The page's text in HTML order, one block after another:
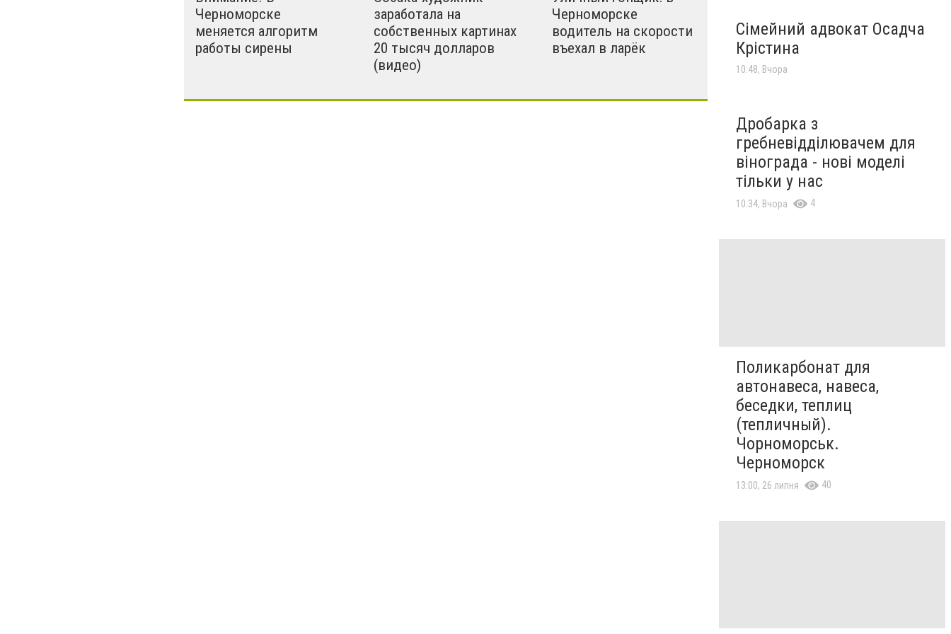
Черноморске
меняется алгоритм
работы сирены
заработала на
собственных картинах
20 тысяч долларов
(видео)
Черноморске
водитель на скорости
въехал в ларёк
Сімейний адвокат Осадча
Крістина
10:48, Вчора
Дробарка з
гребневідділювачем для
вінограда - нові моделі
тільки у нас
10:34, Вчора 4
Поликарбонат для
автонавеса, навеса,
беседки, теплиц
(тепличный).
Чорноморськ.
Черноморск
13:00, 26 липня 40